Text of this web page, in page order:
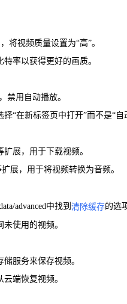
将视频质量设置为“高”。
率以获得更好的画质。
禁用自动播放。
“在新标签页中打开”而不是“自
扩展，用于下载视频。
扩展，用于将视频转换为音频。
advanced中找到 清除缓存的选
使用的视频。
服务来保存视频。
端恢复视频。